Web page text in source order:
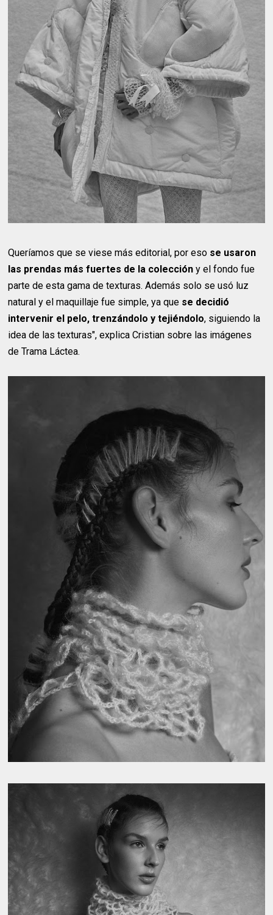
Queríamos que se viese más editorial, por eso se usaron
las prendas más fuertes de la coleccióny el fondo fue
parte de esta gama de texturas. Además solo se usó luz
natural y el maquillaje fue simple, ya que se decidió
intervenir el pelo, trenzándolo y tejiéndolo, siguiendo la
idea de las texturas", explica Cristian sobre las imágenes
de Trama Láctea.